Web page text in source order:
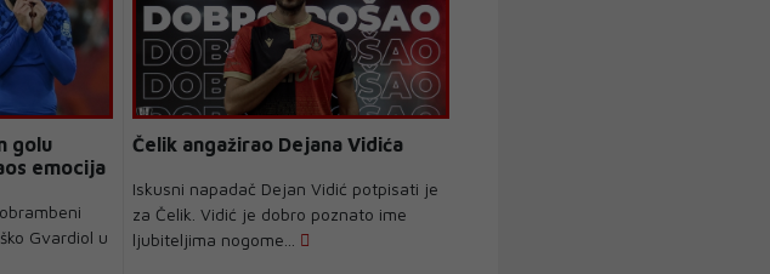
golu
emocija
Gvardiol u
Čelik angažirao Dejana Vidića
Iskusni napadač Dejan Vidić potpisati je
za Čelik. Vidić je dobro poznato ime
ljubiteljima nogome...